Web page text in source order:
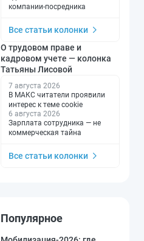
компании-посредника
Все статьи колонки
О трудовом праве и
кадровом учете — колонка
Татьяны Лисовой
7 августа 2026
В МАКС читатели проявили
интерес к теме cookie
6 августа 2026
Зарплата сотрудника — не
коммерческая тайна
Все статьи колонки
Популярное